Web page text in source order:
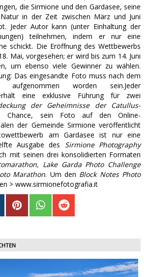
die Sirmione und den Gardasee, seine
in der Zeit zwischen März und Juni
Jeder Autor kann (unter Einhaltung der
teilnehmen, indem er nur eine
schickt. Die Eröffnung des Wettbewerbs
Mai, vorgesehen; er wird bis zum 14. Juni
um ebenso viele Gewinner zu wählen.
Das eingesandte Foto muss nach dem
worden sein.Jeder
eine exklusive Führung für zwei
der Geheimnisse der Catullus-
Chance, sein Foto auf den Online-
der Gemeinde Sirmione veröffentlicht
am Gardasee ist nur eine
Ausgabe des Sirmione Photography
mit seinen drei konsolidierten Formaten
Lake Garda Photo Challenge
Marathon. Um den Block Notes Photo
> www.sirmionefotografia.it